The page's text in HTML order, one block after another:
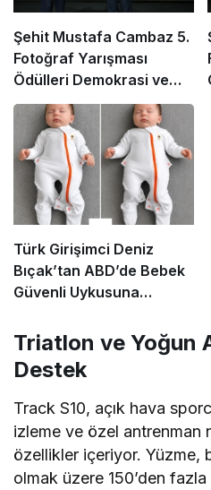
Şehit Mustafa Cambaz 5.
Fotoğraf Yarışması
Ödülleri Demokrasi ve
Özgürlükler Adası’nda
Sahiplerini Buldu
Türk Girişimci Deniz
Bıçak’tan ABD’de Bebek
Güvenli Uykusuna
Triatlon ve Yoğun
Destek
Track S10, açık hava
izleme ve özel antrenman
özellikler içeriyor. Yüzme,
olmak üzere 150’den